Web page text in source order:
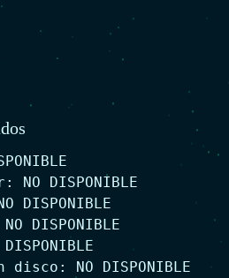
NO DISPONIBLE
DISPONIBLE
DISPONIBLE
disco: NO DISPONIBLE